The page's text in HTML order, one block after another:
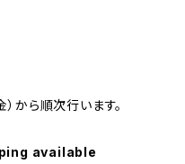
から順次行います。
available